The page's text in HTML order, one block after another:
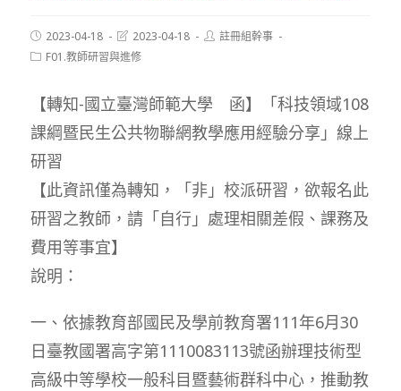
Post
published:
2023-04-18
Post
last
modified:
2023-04-18
Post註冊組幹事
PostF01.教師研習與進修
【轉知-國立臺灣師範大學 函】「科技領域108
課綱暨民生公共物聯網教學應用經驗分享」線上
研習
【此資訊僅為轉知，「非」校派研習，欲報名此
研習之教師，請「自行」處理相關差假、課務及
費用等事宜】
說明：
一、依據教育部國民及學前教育署111年6月30
日臺教國署高字第1110083113號函辦理技術型
高級中等學校一般科目暨藝術群科中心，推動教